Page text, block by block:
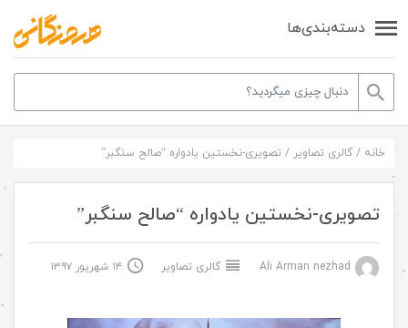
دسته‌بندی‌ها
خانه / گالری تصاویر / تصویری-نخستین یادواره “صالح سنگبر”
تصویری-نخستین یادواره “صالح سنگبر”
گالری تصاویر ۱۴ شهریور ۱۳۹۷